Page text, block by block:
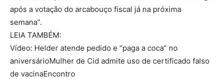
após a votação do arcabouço fiscal já na próxima
semana”.
LEIA TAMBÉM:
Vídeo: Helder atende pedido e “paga a coca” no
aniversárioMulher de Cid admite uso de certificado falso
de vacinaEncontro